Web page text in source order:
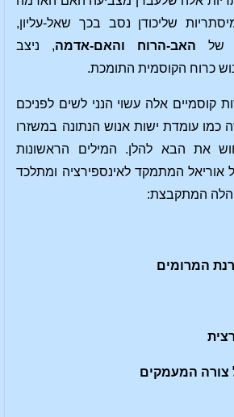
שליכודן נסב בכך שאל-עליון,
של האב-הרוח והאם-אדמה, ניצב
כרוח הקוסמית התומכת.
קוסמיים אלה עשוי הנני לשים לפניכם
כמו עומדת ישות אנוש הנתונה במשזרו
את הבא להלן. המילים הראשונות
אוריאל המתמקד לאינספירציה ומתלכד
המתקבצת:
המרומים
צורה המעמקים